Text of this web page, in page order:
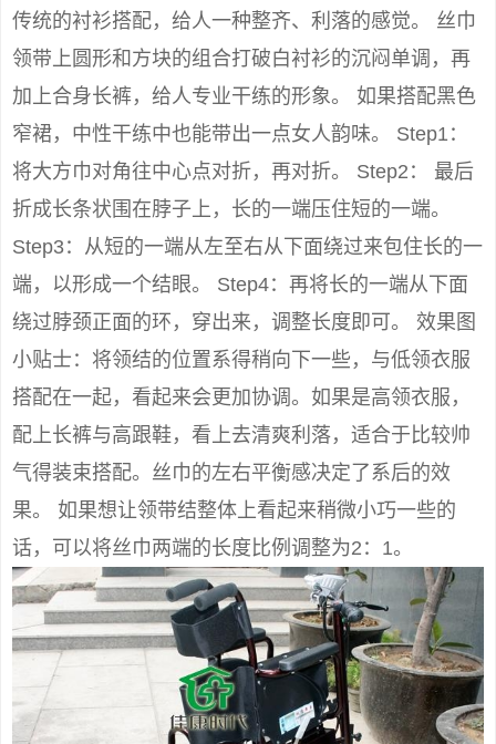
传统的衬衫搭配，给人一种整齐、利落的感觉。 丝巾
领带上圆形和方块的组合打破白衬衫的沉闷单调，再
加上合身长裤，给人专业干练的形象。 如果搭配黑色
窄裙，中性干练中也能带出一点女人韵味。 Step1：
将大方巾对角往中心点对折，再对折。 Step2： 最后
折成长条状围在脖子上，长的一端压住短的一端。
Step3：从短的一端从左至右从下面绕过来包住长的一
端，以形成一个结眼。 Step4：再将长的一端从下面
绕过脖颈正面的环，穿出来，调整长度即可。 效果图
小贴士：将领结的位置系得稍向下一些，与低领衣服
搭配在一起，看起来会更加协调。如果是高领衣服，
配上长裤与高跟鞋，看上去清爽利落，适合于比较帅
气得装束搭配。丝巾的左右平衡感决定了系后的效
果。 如果想让领带结整体上看起来稍微小巧一些的
话，可以将丝巾两端的长度比例调整为2：1。